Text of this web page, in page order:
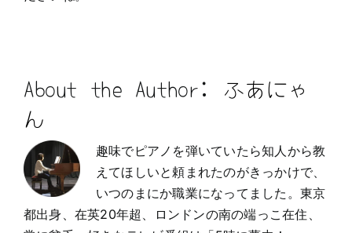
About the Author: ふあにゃ
ん
趣味でピアノを弾いていたら知人から教
えてほしいと頼まれたのがきっかけで、
いつのまにか職業になってました。東京
都出身、在英20年超、ロンドンの南の端っこ在住、